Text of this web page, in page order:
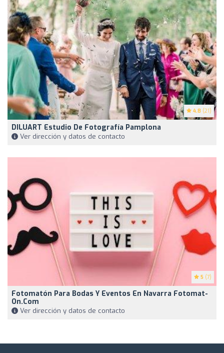
4.8 (21)
DILUART Estudio De Fotografía Pamplona
Ver dirección y datos de contacto
5 (7)
Fotomatón Para Bodas Y Eventos En Navarra Fotomat-
On.com
Ver dirección y datos de contacto